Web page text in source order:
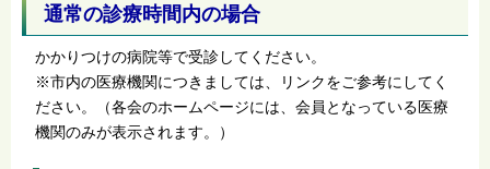
通常の診療時間内の場合
かかりつけの病院等で受診してください。
※市内の医療機関につきましては、リンクをご参考にしてく
ださい。（各会のホームページには、会員となっている医療
機関のみが表示されます。）